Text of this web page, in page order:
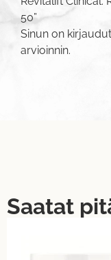
50”
Sinun on
arvioinnin.
Saatat